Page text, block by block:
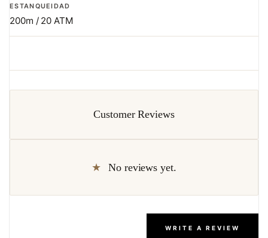
ESTANQUEIDAD
200m / 20 ATM
Customer Reviews
No reviews yet.
WRITE A REVIEW